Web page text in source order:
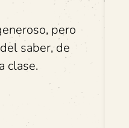
pero
saber, de
clase.